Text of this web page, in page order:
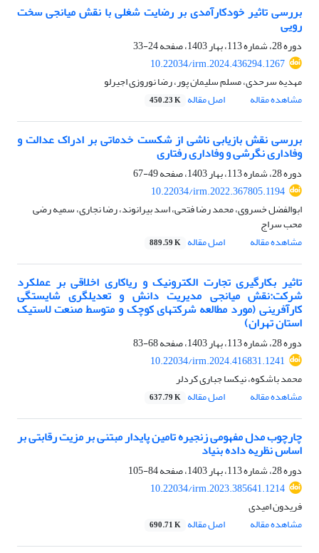
بررسی تاثیر خودکارآمدی بر رضایت شغلی با نقش میانجی سخت
رویی
دوره 28، شماره 113، بهار 1403، صفحه
24-33
10.22034/irm.2024.436294.1267
مهدیه سرحدی، مسلم سلیمان پور، رضا نوروزی اجیرلو
مشاهده مقاله
اصل مقاله 450.23 K
بررسی نقش بازیابی ناشی از شکست خدماتی بر ادراک عدالت و
وفاداری نگرشی و وفاداری رفتاری
دوره 28، شماره 113، بهار 1403، صفحه
49-67
10.22034/irm.2022.367805.1194
ابوالفضل خسروی، محمد رضا فتحی، اسد بیرانوند، رضا نجاری، سمیه رضی
محب سراج
مشاهده مقاله
اصل مقاله 889.59 K
تاثیر بکارگیری تجارت الکترونیک و ریاکاری اخلاقی بر عملکرد
شرکت:نقش میانجی مدیریت دانش و تعدیلگری شایستگی
کارآفرینی (مورد مطالعه شرکتهای کوچک و متوسط صنعت لاستیک
استان تهران)
دوره 28، شماره 113، بهار 1403، صفحه
68-83
10.22034/irm.2024.416831.1241
محمد باشکوه، نیکسا جباری کردلر
مشاهده مقاله
اصل مقاله 637.79 K
چارچوب مدل مفهومی زنجیره تامین پایدار مبتنی بر مزیت رقابتی بر
اساس نظریه داده بنیاد
دوره 28، شماره 113، بهار 1403، صفحه
84-105
10.22034/irm.2023.385641.1214
فریدون امیدی
مشاهده مقاله
اصل مقاله 690.71 K